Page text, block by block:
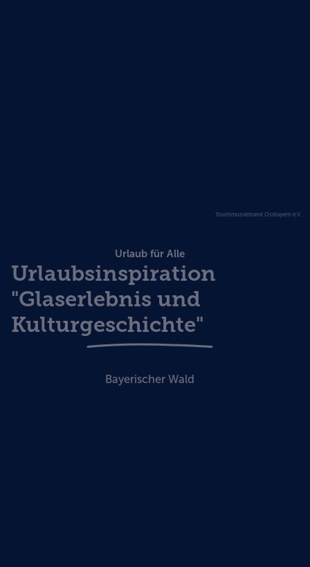
Tourismusverband Ostbayern e.V.
Urlaub für Alle
Urlaubsinspiration
"Glaserlebnis und
Kulturgeschichte"
Bayerischer Wald